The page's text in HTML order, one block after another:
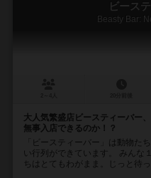
ビース
Beasty Bar:
大人気繁盛店ビースティーバー
無事入店できるのか！？
「ビースティーバー」は動物た
い行列ができています。 みんな
ちはとてもわがまま。じっと待